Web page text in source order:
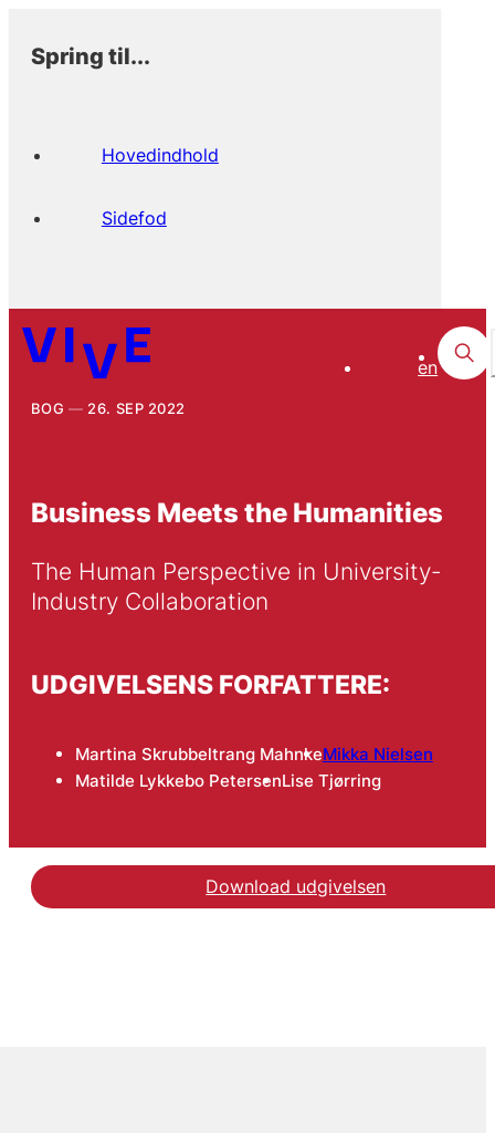
Spring til...
Hovedindhold
Sidefod
en
BOG 26. SEP 2022
Business Meets the Humanities
The Human Perspective in University-
Industry Collaboration
UDGIVELSENS FORFATTERE:
Martina Skrubbeltrang MahnkeMikka Nielsen
Matilde Lykkebo PetersenLise Tjørring
Download udgivelsen